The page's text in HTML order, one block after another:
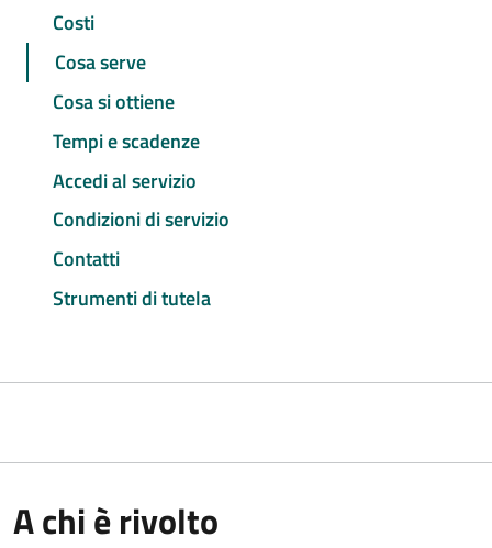
Costi
Cosa serve
Cosa si ottiene
Tempi e scadenze
Accedi al servizio
Condizioni di servizio
Contatti
Strumenti di tutela
A chi è rivolto